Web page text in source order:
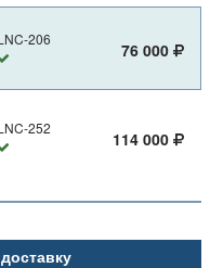
206
76 000
252
114 000